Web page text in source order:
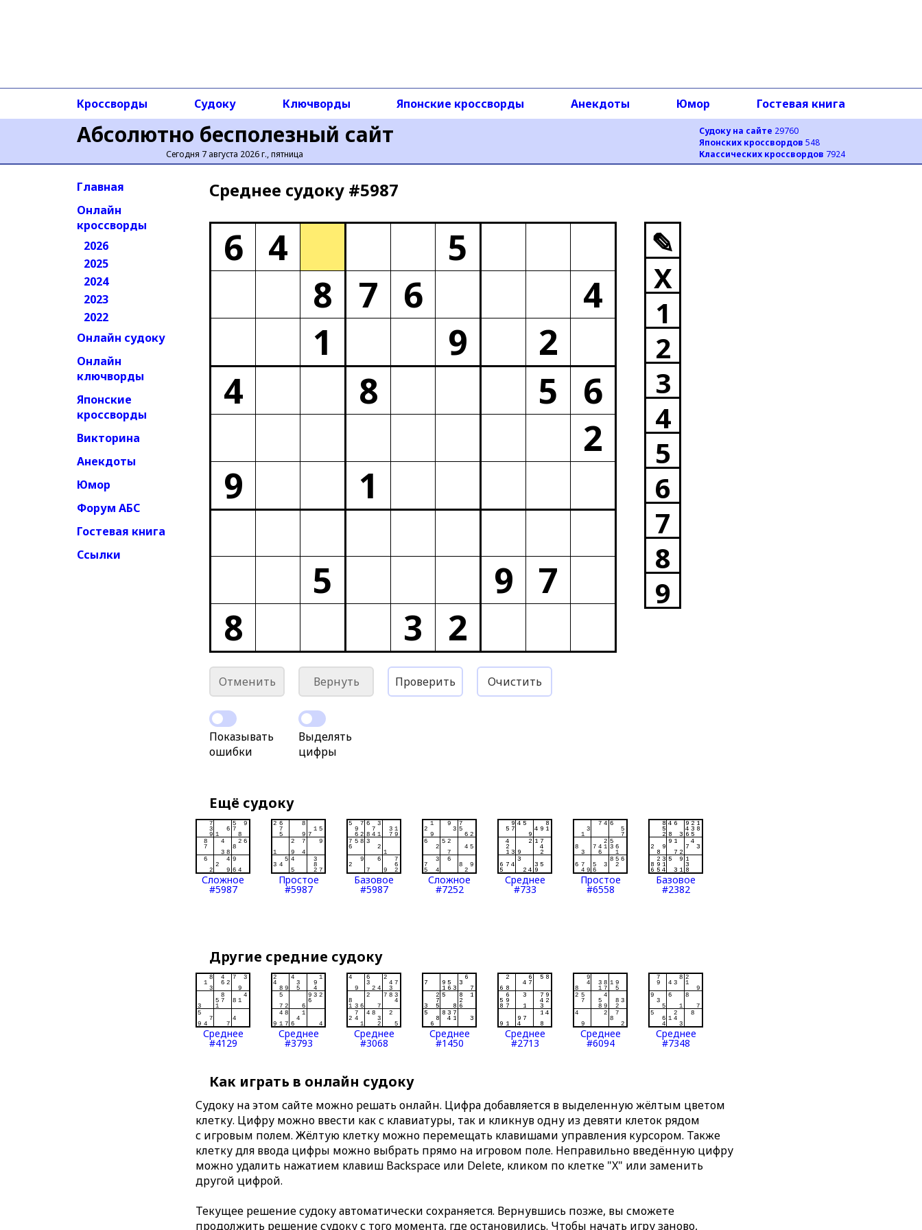
Абсолютно бесполезный сайт
Сегодня 7 августа 2026 г., пятница
Судоку на сайте 29760
Японских кроссвордов 548
Классических кроссвордов 7924
Кроссворды Судоку Ключворды Японские кроссворды Анекдоты Юмор Гостевая книга
Главная
Онлайн
кроссворды
2026
2025
2024
2023
2022
Онлайн судоку
Онлайн
ключворды
Японские
кроссворды
Викторина
Анекдоты
Юмор
Форум АБС
Гостевая книга
Ссылки
Среднее cудоку #5987
6 4
5
8
7 6
4
1
9
2
4
8 5
6
2
9
1
5 9 7
8
3 2
✎
X
1
2
3
4
5
6
7
8
9
Отменить Вернуть Проверить Очистить
Показывать
ошибки
Выделять
цифры
Ещё судоку
Сложное
#5987
Простое
#5987
Базовое
#5987
Сложное
#7252
Среднее
#733
Простое
#6558
Базовое
#2382
Другие средние судоку
Среднее
#4129
Среднее
#3793
Среднее
#3068
Среднее
#1450
Среднее
#2713
Среднее
#6094
Среднее
#7348
Как играть в онлайн судоку
Судоку на этом сайте можно решать онлайн. Цифра добавляется в выделенную жёлтым цветом
клетку. Цифру можно ввести как с клавиатуры, так и кликнув одну из девяти клеток рядом
с игровым полем. Жёлтую клетку можно перемещать клавишами управления курсором. Также
клетку для ввода цифры можно выбрать прямо на игровом поле. Неправильно введённую цифру
можно удалить нажатием клавиш Backspace или Delete, кликом по клетке "X" или заменить
другой цифрой.
Текущее решение судоку автоматически сохраняется. Вернувшись позже, вы сможете
продолжить решение судоку с того момента, где остановились. Чтобы начать игру заново,